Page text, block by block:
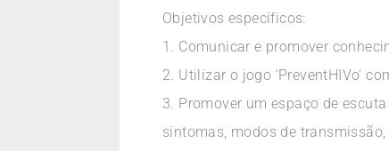
Objetivos específicos:
1. Comunicar e promover
2. Utilizar o jogo ‘PreventHIVo’
3. Promover um espaço de
sintomas, modos de